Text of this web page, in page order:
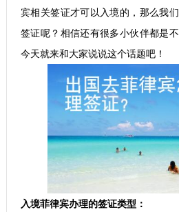
宾相关签证才可以入境的，那么我
签证呢？相信还有很多小伙伴都是
今天就来和大家说说这个话题吧！
入境菲律宾办理的签证类型：